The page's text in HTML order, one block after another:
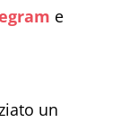
e
un